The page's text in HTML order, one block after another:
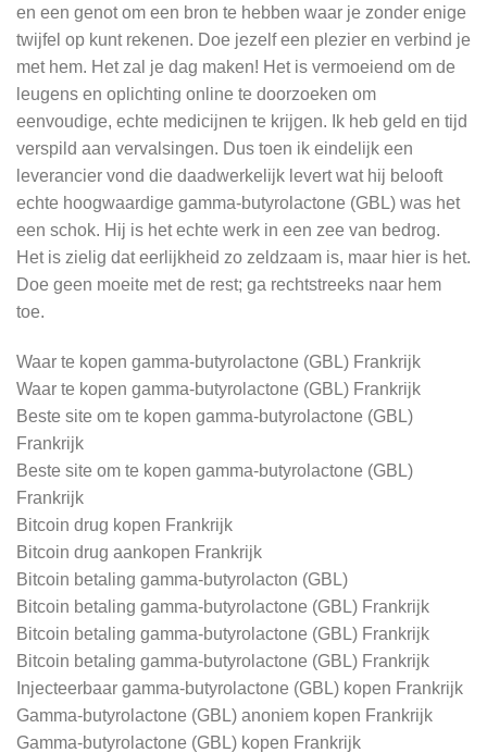
en een genot om een bron te hebben waar je zonder enige
twijfel op kunt rekenen. Doe jezelf een plezier en verbind je
met hem. Het zal je dag maken! Het is vermoeiend om de
leugens en oplichting online te doorzoeken om
eenvoudige, echte medicijnen te krijgen. Ik heb geld en tijd
verspild aan vervalsingen. Dus toen ik eindelijk een
leverancier vond die daadwerkelijk levert wat hij belooft
echte hoogwaardige gamma-butyrolactone (GBL) was het
een schok. Hij is het echte werk in een zee van bedrog.
Het is zielig dat eerlijkheid zo zeldzaam is, maar hier is het.
Doe geen moeite met de rest; ga rechtstreeks naar hem
toe.
Waar te kopen gamma-butyrolactone (GBL) Frankrijk
Waar te kopen gamma-butyrolactone (GBL) Frankrijk
Beste site om te kopen gamma-butyrolactone (GBL)
Frankrijk
Beste site om te kopen gamma-butyrolactone (GBL)
Frankrijk
Bitcoin drug kopen Frankrijk
Bitcoin drug aankopen Frankrijk
Bitcoin betaling gamma-butyrolacton (GBL)
Bitcoin betaling gamma-butyrolactone (GBL) Frankrijk
Bitcoin betaling gamma-butyrolactone (GBL) Frankrijk
Bitcoin betaling gamma-butyrolactone (GBL) Frankrijk
Injecteerbaar gamma-butyrolactone (GBL) kopen Frankrijk
Gamma-butyrolactone (GBL) anoniem kopen Frankrijk
Gamma-butyrolactone (GBL) kopen Frankrijk